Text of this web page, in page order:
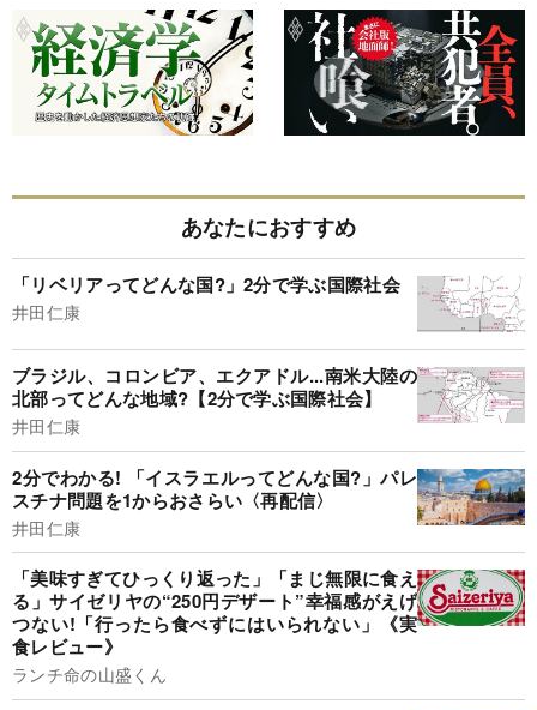
あなたにおすすめ
「リベリアってどんな国?」2分で学ぶ国際社会
井田仁康
ブラジル、コロンビア、エクアドル...南米大陸の
北部ってどんな地域?【2分で学ぶ国際社会】
井田仁康
2分でわかる! 「イスラエルってどんな国?」パレ
スチナ問題を1からおさらい〈再配信〉
井田仁康
「美味すぎてひっくり返った」「まじ無限に食え
る」サイゼリヤの“250円デザート”幸福感がえげ
つない!「行ったら食べずにはいられない」《実
食レビュー》
ランチ命の山盛くん